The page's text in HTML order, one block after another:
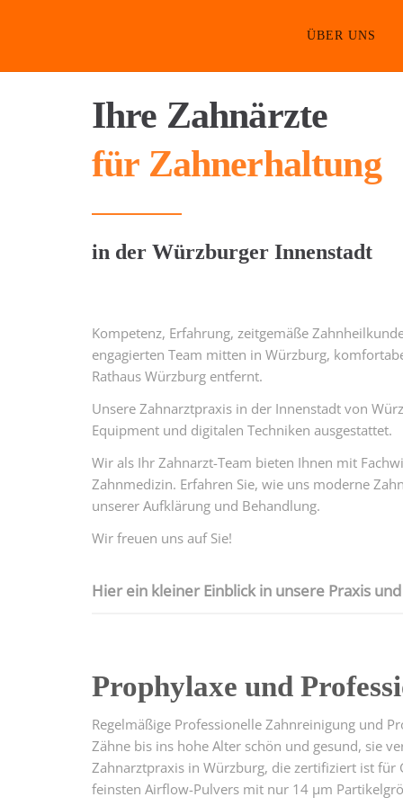
ÜBER UNS
Ihre Zahnärzte
für Zahnerhaltung
in der Würzburger Innenstadt
Kompetenz, Erfahrung, zeitgemäße
engagierten Team mitten in Würzburg,
Rathaus Würzburg entfernt.
Unsere Zahnarztpraxis in der Innenstadt von
Equipment und digitalen Techniken ausgestattet.
Wir als Ihr Zahnarzt-Team bieten Ihnen mit
Zahnmedizin. Erfahren Sie, wie uns moderne
unserer Aufklärung und Behandlung.
Wir freuen uns auf Sie!
Hier ein kleiner Einblick in unsere Praxis
Prophylaxe und
Regelmäßige Professionelle Zahnreinigung und
Zähne bis ins hohe Alter schön und gesund, sie
Zahnarztpraxis in Würzburg, die zertifiziert ist für
feinsten Airflow-Pulvers mit nur 14 µm